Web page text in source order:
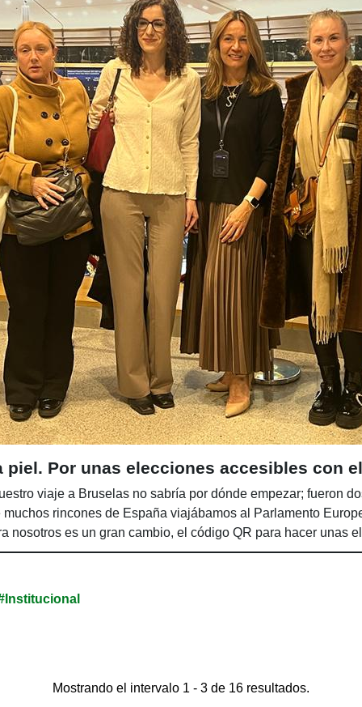
Por unas elecciones accesibles con
viaje a Bruselas no sabría por dónde empezar; fueron
rincones de España viajábamos al Parlamento
nosotros es un gran cambio, el código QR para hacer unas
Mostrando el intervalo 1 - 3 de 16 resultados.